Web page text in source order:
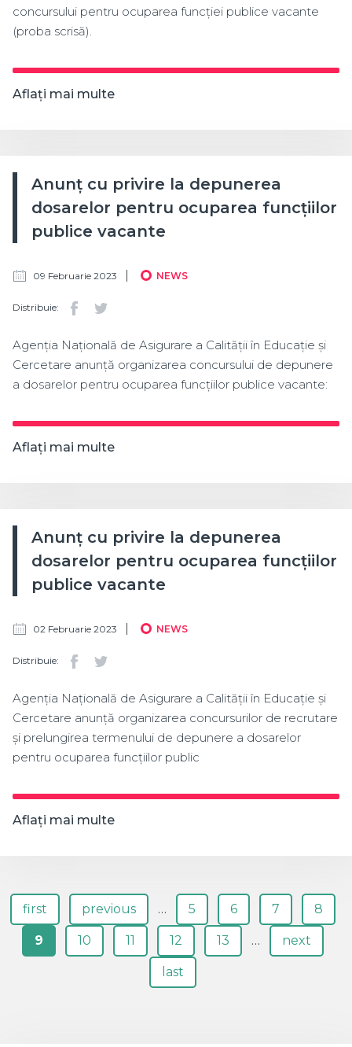
concursului pentru ocuparea funcției publice vacante
(proba scrisă).
Aflați mai multe
Anunț cu privire la depunerea
dosarelor pentru ocuparea funcțiilor
publice vacante
09 Februarie 2023 NEWS
Distribuie:
Agenția Națională de Asigurare a Calității în Educație și
Cercetare anunță organizarea concursului de depunere
a dosarelor pentru ocuparea funcțiilor publice vacante:
Aflați mai multe
Anunț cu privire la depunerea
dosarelor pentru ocuparea funcțiilor
publice vacante
02 Februarie 2023 NEWS
Distribuie:
Agenția Națională de Asigurare a Calității în Educație și
Cercetare anunță organizarea concursurilor de recrutare
și prelungirea termenului de depunere a dosarelor
pentru ocuparea funcțiilor public
Aflați mai multe
Pagini
first
previous … 5 6 7 8
9 10 11 12 13 … next
last